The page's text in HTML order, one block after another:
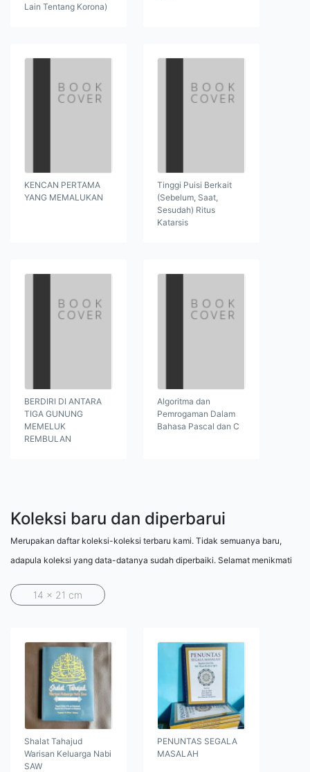
Lain Tentang Korona)
KENCAN PERTAMA
YANG MEMALUKAN
Tinggi Puisi Berkait
(Sebelum, Saat,
Sesudah) Ritus
Katarsis
BERDIRI DI ANTARA
TIGA GUNUNG
MEMELUK
REMBULAN
Algoritma dan
Pemrogaman Dalam
Bahasa Pascal dan C
Koleksi baru dan diperbarui
Merupakan daftar koleksi-koleksi terbaru kami. Tidak semuanya baru,
adapula koleksi yang data-datanya sudah diperbaiki. Selamat menikmati
14 x 21 cm
Shalat Tahajud
Warisan Keluarga Nabi
SAW
PENUNTAS SEGALA
MASALAH